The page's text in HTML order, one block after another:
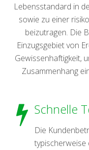
Lebensstandard in
sowie zu einer
beizutragen. Die
Einzugsgebiet von
Gewissenhaftigkeit,
Zusammenhang
Schnelle
Die
typischerweise